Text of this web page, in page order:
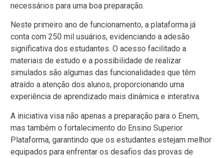
necessários para uma boa preparação.
Neste primeiro ano de funcionamento, a plataforma já
conta com 250 mil usuários, evidenciando a adesão
significativa dos estudantes. O acesso facilitado a
materiais de estudo e a possibilidade de realizar
simulados são algumas das funcionalidades que têm
atraído a atenção dos alunos, proporcionando uma
experiência de aprendizado mais dinâmica e interativa.
A iniciativa visa não apenas a preparação para o Enem,
mas também o fortalecimento do Ensino Superior
Plataforma, garantindo que os estudantes estejam melhor
equipados para enfrentar os desafios das provas de